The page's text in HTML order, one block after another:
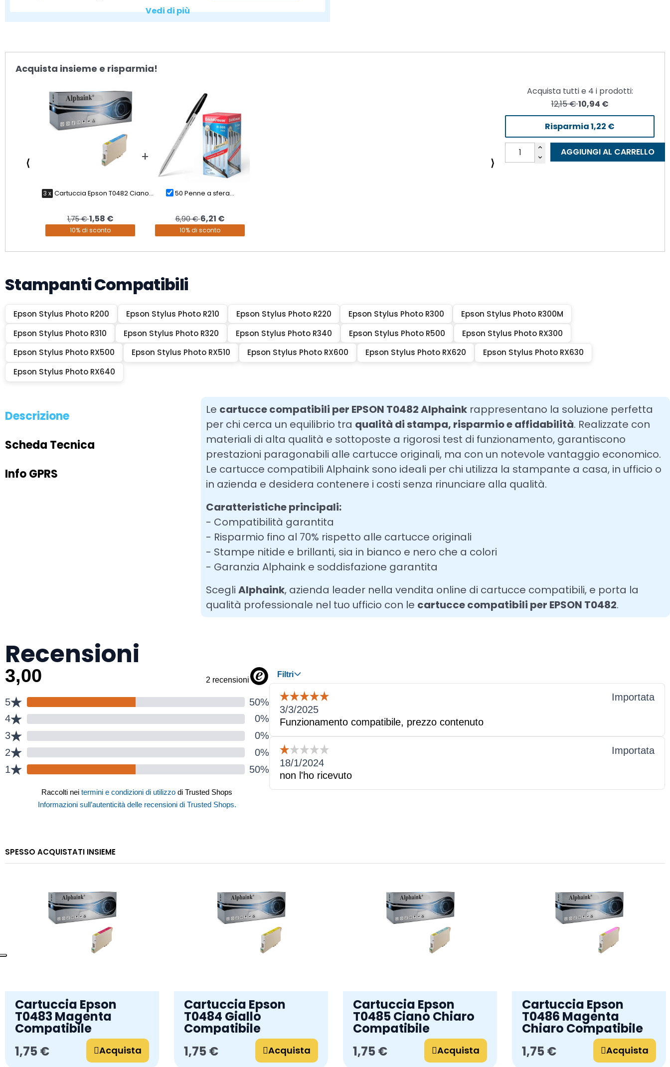
Vedi di più
Acquista insieme e risparmia!
⟨
3 x Cartuccia Epson T0482 Ciano...
1,75 €1,58 €
10% di sconto
50 Penne a sfera...
6,90 €6,21 €
10% di sconto
⟩
Acquista tutti e 4 i prodotti:
12,15 €10,94 €
Risparmia1,22 €
AGGIUNGI AL CARRELLO
Stampanti Compatibili
Epson Stylus Photo R200 Epson Stylus Photo R210 Epson Stylus Photo R220 Epson Stylus Photo R300
Epson Stylus Photo R300M
Epson Stylus Photo R310
Epson Stylus Photo R320 Epson Stylus Photo R340 Epson Stylus Photo R500
Epson Stylus Photo RX300
Epson Stylus Photo RX500
Epson Stylus Photo RX510 Epson Stylus Photo RX600 Epson Stylus Photo RX620
Epson Stylus Photo RX630
Epson Stylus Photo RX640
Descrizione
Scheda Tecnica
Info GPRS
Le cartucce compatibili per EPSON T0482 Alphaink rappresentano la soluzione perfetta
per chi cerca un equilibrio tra qualità di stampa, risparmio e affidabilità. Realizzate con
materiali di alta qualità e sottoposte a rigorosi test di funzionamento, garantiscono
prestazioni paragonabili alle cartucce originali, ma con un notevole vantaggio economico.
Le cartucce compatibili Alphaink sono ideali per chi utilizza la stampante a casa, in ufficio o
in azienda e desidera contenere i costi senza rinunciare alla qualità.
Caratteristiche principali:
- Compatibilità garantita
- Risparmio fino al 70% rispetto alle cartucce originali
- Stampe nitide e brillanti, sia in bianco e nero che a colori
- Garanzia Alphaink e soddisfazione garantita
ScegliAlphaink, azienda leader nella vendita online di cartucce compatibili, e porta la
qualità professionale nel tuo ufficio con le cartucce compatibili per EPSON T0482.
Recensioni
SPESSO ACQUISTATI INSIEME
Cartuccia Epson
T0483 Magenta
Compatibile
1,75 €
Acquista
Cartuccia Epson
T0484 Giallo
Compatibile
1,75 €
Acquista
Cartuccia Epson
T0485 Ciano Chiaro
Compatibile
1,75 €
Acquista
Cartuccia Epson
T0486 Magenta
Chiaro Compatibile
1,75 €
Acquista